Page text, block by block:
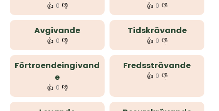
👍 0 👎 👍 0 👎
Avgivande
👍 0 👎
Tidskrävande
👍 0 👎
Förtroendeingivand
e
👍 0 👎
Fredssträvande
👍 0 👎